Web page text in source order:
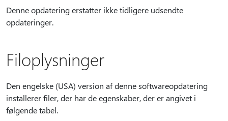
Denne opdatering erstatter ikke tidligere udsendte
opdateringer.
Filoplysninger
Den engelske (USA) version af denne softwareopdatering
installerer filer, der har de egenskaber, der er angivet i
følgende tabel.